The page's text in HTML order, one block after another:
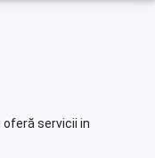
servicii in